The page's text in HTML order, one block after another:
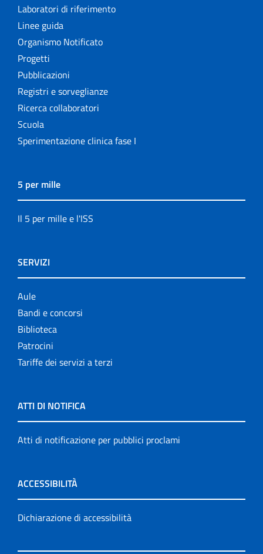
Laboratori di riferimento
Linee guida
Organismo Notificato
Progetti
Pubblicazioni
Registri e sorveglianze
Ricerca collaboratori
Scuola
Sperimentazione clinica fase I
5 per mille
Il 5 per mille e l'ISS
SERVIZI
Aule
Bandi e concorsi
Biblioteca
Patrocini
Tariffe dei servizi a terzi
ATTI DI NOTIFICA
Atti di notificazione per pubblici proclami
ACCESSIBILITÀ
Dichiarazione di accessibilità